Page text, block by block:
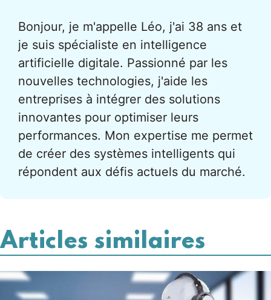
Bonjour, je m'appelle Léo, j'ai 38 ans et
je suis spécialiste en intelligence
artificielle digitale. Passionné par les
nouvelles technologies, j'aide les
entreprises à intégrer des solutions
innovantes pour optimiser leurs
performances. Mon expertise me permet
de créer des systèmes intelligents qui
répondent aux défis actuels du marché.
Articles similaires